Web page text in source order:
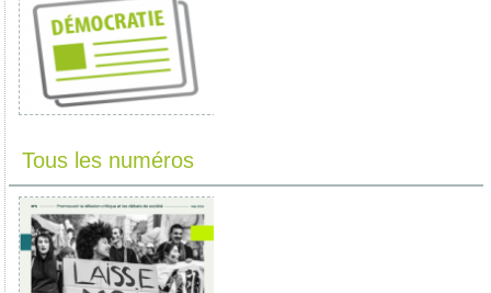
Tous les numéros